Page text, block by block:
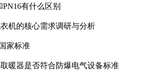
PN16有什么区别
机的核心需求调研与分析
家标准
暖器是否符合防爆电气设备标准